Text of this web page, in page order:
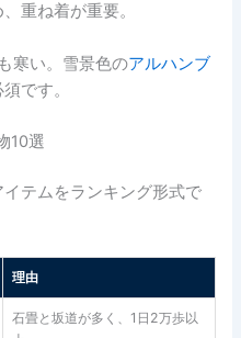
重ね着が重要。
寒い。雪景色のアルハンブ
です。
10選
テムをランキング形式で
理由
石畳と坂道が多く、1日2万歩以